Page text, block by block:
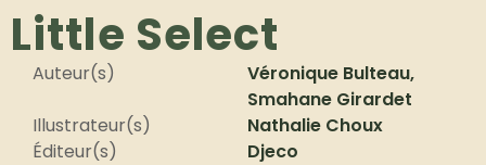
Little Select
Auteur(s)
Véronique Bulteau,
Smahane Girardet
Illustrateur(s)
Nathalie Choux
Éditeur(s)
Djeco